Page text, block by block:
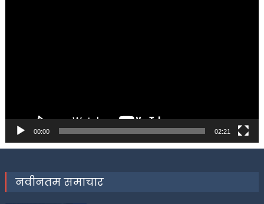
00:00 02:21
नवीनतम समाचार